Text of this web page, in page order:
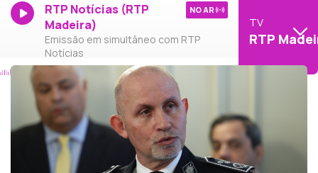
RTP Notícias (RTP
Madeira)
Emissão em simultâneo com RTP
Notícias
NO AR
TV
RTP